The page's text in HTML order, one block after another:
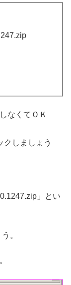
なくてＯＫ
クしましょう
」とい
。